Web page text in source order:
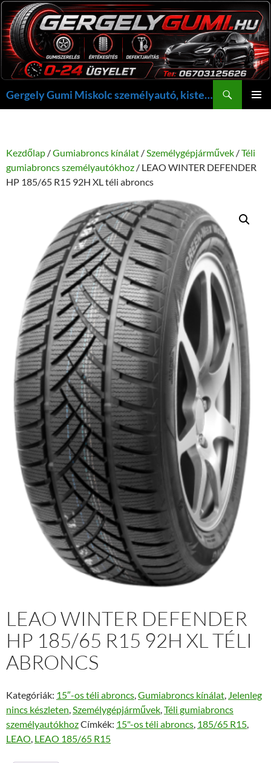
Kilépés
a
tartalomba
Gergely Gumi Miskolc személyautó, kisteherautó gumi szerelés javítás +36703125626 NON-STOP ügyelet, gergelygumi@gergelygumi.hu
Kezdőlap /Gumiabroncs kínálat /Személygépjárművek /Téli
gumiabroncs személyautókhoz / LEAO WINTER DEFENDER
HP 185/65 R15 92H XL téli abroncs
LEAO WINTER DEFENDER
HP 185/65 R15 92H XL TÉLI
ABRONCS
Kategóriák: 15″-os téli abroncs,Gumiabroncs kínálat, Jelenleg
nincs készleten,Személygépjárművek,Téli gumiabroncs
személyautókhozCímkék: 15"-os téli abroncs, 185/65 R15,
LEAO, LEAO 185/65 R15